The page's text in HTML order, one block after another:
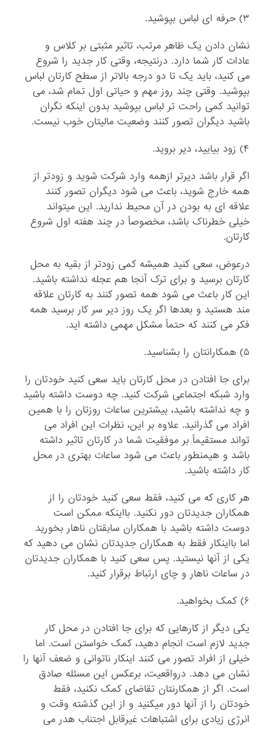
۳) حرفه ای لباس بپوشید.
نشان دادن یک ظاهر مرتب، تاثیر مثبتی بر کلاس و
عادات کار شما دارد. درنتیجه، وقتی کار جدید را شروع
می کنید، باید یک تا دو درجه بالاتر از سطح کارتان لباس
بپوشید. وقتی چند روز مهم و حیاتی اول تمام شد، می
توانید کمی راحت تر لباس بپوشید بدون اینکه نگران
باشید دیگران تصور کنند وضعیت مالیتان خوب نیست.
۴) زود بیایید، دیر بروید.
اگر قرار باشد دیرتر ازهمه وارد شرکت شوید و زودتر از
همه خارج شوید، باعث می شود دیگران تصور کنند
علاقه ای به بودن در آن محیط ندارید. این میتواند
خیلی خطرناک باشد، مخصوصاً در چند هفته اول شروع
کارتان.
درعوض، سعی کنید همیشه کمی زودتر از بقیه به محل
کارتان برسید و برای ترک آنجا هم عجله نداشته باشید.
این کار باعث می شود همه تصور کنند به کارتان علاقه
مند هستید و بعدها اگر یک روز دیر سر کار برسید همه
فکر می کنند که حتماً مشکل مهمی داشته اید.
۵) همکارانتان را بشناسید.
برای جا افتادن در محل کارتان باید سعی کنید خودتان را
وارد شبکه اجتماعی شرکت کنید. چه دوست داشته باشید
و چه نداشته باشید، بیشترین ساعات روزتان را با همین
افراد می گذرانید. علاوه بر این، نظرات این افراد می
تواند مستقیماً بر موفقیت شما در کارتان تاثیر داشته
باشد و هیمنطور باعث می شود ساعات بهتری در محل
کار داشته باشید.
هر کاری که می کنید، فقط سعی کنید خودتان را از
همکاران جدیدتان دور نکنید. بااینکه ممکن است
دوست داشته باشید با همکاران سابقتان ناهار بخورید
اما بااینکار فقط به همکاران جدیدتان نشان می دهید که
یکی از آنها نیستید. پس سعی کنید با همکاران جدیدتان
در ساعات ناهار و چای ارتباط برقرار کنید.
۶) کمک بخواهید.
یکی دیگر از کارهایی که برای جا افتادن در محل کار
جدید لازم است انجام دهید، کمک خواستن است. اما
خیلی از افراد تصور می کنند اینکار ناتوانی و ضعف آنها را
نشان می دهد. درواقعیت، برعکس این مسئله صادق
است. اگر از همکارنتان تقاضای کمک نکنید، فقط
خودتان را از آنها دور میکنید و از این گذشته وقت و
انرژی زیادی برای اشتباهات غیرقابل اجتناب هدر می